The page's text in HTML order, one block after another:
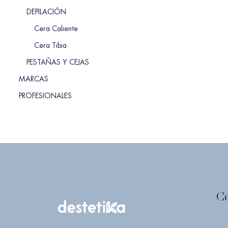
DEPILACIÓN
Cera Caliente
Cera Tibia
PESTAÑAS Y CEJAS
MARCAS
PROFESIONALES